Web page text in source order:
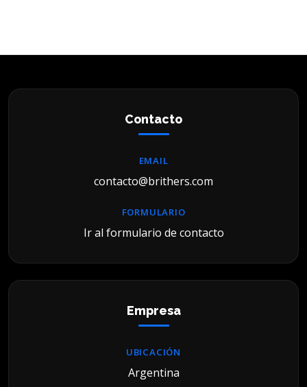
Contacto
EMAIL
contacto@brithers.com
FORMULARIO
Ir al formulario de contacto
Empresa
UBICACIÓN
Argentina